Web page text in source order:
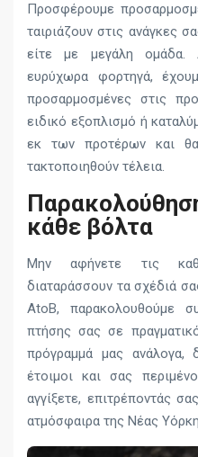
Προσφέρουμε
ταιριάζουν στις ανάγκες
είτε με μεγάλη
ευρύχωρα φορτηγά,
προσαρμοσμένες στις
ειδικό εξοπλισμό ή
εκ των προτέρων και
τακτοποιηθούν τέλεια.
κάθε βόλτα
Μην αφήνετε τις
διαταράσσουν τα σχέδιά
AtoB, παρακολουθούμε
πτήσης σας σε
πρόγραμμά μας ανάλογα,
έτοιμοι και σας
αγγίξετε, επιτρέποντάς
ατμόσφαιρα της Νέας